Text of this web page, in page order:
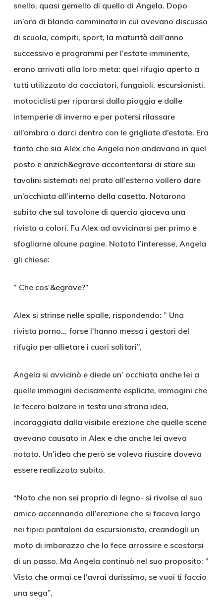
snello, quasi gemello di quello di Angela. Dopo
un’ora di blanda camminata in cui avevano discusso
di scuola, compiti, sport, la maturità dell’anno
successivo e programmi per l’estate imminente,
erano arrivati alla loro meta: quel rifugio aperto a
tutti utilizzato da cacciatori, fungaioli, escursionisti,
motociclisti per ripararsi dalla pioggia e dalle
intemperie di inverno e per potersi rilassare
all’ombra o darci dentro con le grigliate d’estate. Era
tanto che sia Alex che Angela non andavano in quel
posto e anzich&egrave accontentarsi di stare sui
tavolini sistemati nel prato all’esterno vollero dare
un’occhiata all’interno della casetta. Notarono
subito che sul tavolone di quercia giaceva una
rivista a colori. Fu Alex ad avvicinarsi per primo e
sfogliarne alcune pagine. Notato l’interesse, Angela
gli chiese:
” Che cos’&egrave?”
Alex si strinse nelle spalle, rispondendo: ” Una
rivista porno… forse l’hanno messa i gestori del
rifugio per allietare i cuori solitari”.
Angela si avvicinò e diede un’ occhiata anche lei a
quelle immagini decisamente esplicite, immagini che
le fecero balzare in testa una strana idea,
incoraggiata dalla visibile erezione che quelle scene
avevano causato in Alex e che anche lei aveva
notato. Un’idea che però se voleva riuscire doveva
essere realizzata subito.
“Noto che non sei proprio di legno- si rivolse al suo
amico accennando all’erezione che si faceva largo
nei tipici pantaloni da escursionista, creandogli un
moto di imbarazzo che lo fece arrossire e scostarsi
di un passo. Ma Angela continuò nel suo proposito: ”
Visto che ormai ce l’avrai durissimo, se vuoi ti faccio
una sega”.